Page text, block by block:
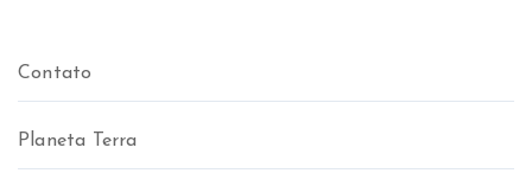
Contato
Planeta Terra